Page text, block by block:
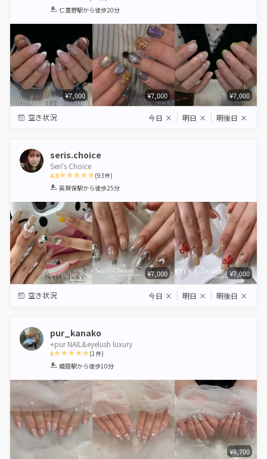
1 2 3 4 5
仁豊野駅から徒歩20分
¥7,000 ¥7,000 ¥7,000
空き状況 今日 × 明日 × 明後日 ×
seris.choice
Seri's Choice
4.9
1 2 3 4 5
(93件)
英賀保駅から徒歩25分
¥7,000 ¥7,000
空き状況 今日 × 明日 × 明後日 ×
pur_kanako
+pur NAIL&eyelush luxury
5
1 2 3 4 5
(1件)
姫路駅から徒歩10分
¥8,700